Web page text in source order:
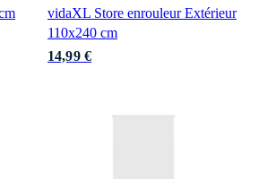
vidaXL Store enrouleur Extérieur
110x240 cm
14,99 €